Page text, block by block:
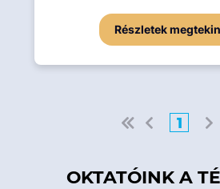
Részletek
1
OKTATÓINK A